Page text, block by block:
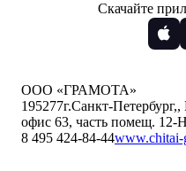
Скачайте
ООО «ГРАМОТА»
195277г.Санкт-Петербург,,
офис 63, часть помещ. 12-
8 495 424-84-44www.chitai-